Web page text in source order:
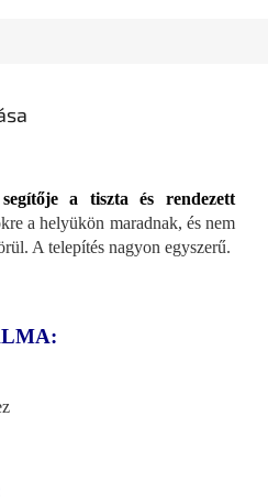
a tiszta és rendezett
a helyükön maradnak, és nem
A telepítés nagyon egyszerű.